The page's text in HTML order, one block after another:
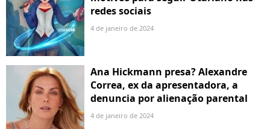
redes sociais
4 de janeiro de 2024
Ana Hickmann presa? Alexandre
Correa, ex da apresentadora, a
denuncia por alienação parental
4 de janeiro de 2024